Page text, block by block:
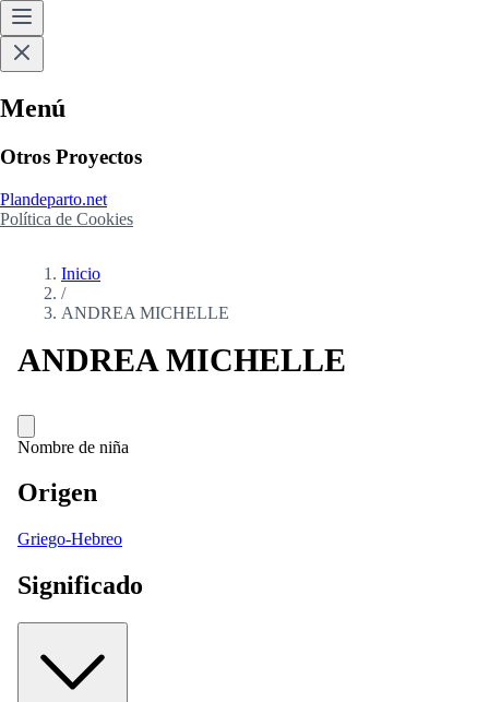
Menú
Otros Proyectos
Plandeparto.net
Política de Cookies
Inicio
/
ANDREA MICHELLE
ANDREA MICHELLE
Nombre de niña
Origen
Griego-Hebreo
Significado